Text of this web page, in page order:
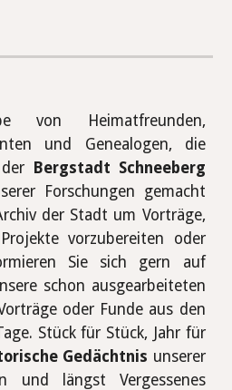
von Heimatfreunden,
und Genealogen, die
Bergstadt Schneeberg
Forschungen gemacht
der Stadt um Vorträge,
vorzubereiten oder
Sie sich gern auf
schon ausgearbeiteten
oder Funde aus den
Stück für Stück, Jahr für
Gedächtnis unserer
und längst Vergessenes